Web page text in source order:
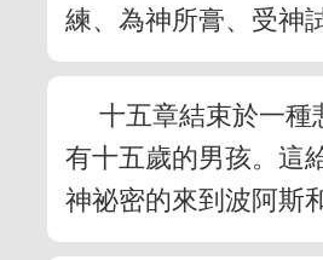
練、為神所膏、受神
十五章結束於一種
有十五歲的男孩。這
神祕密的來到波阿斯